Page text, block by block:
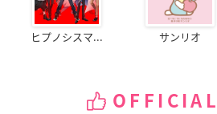
ヒプノシスマ... サンリオ